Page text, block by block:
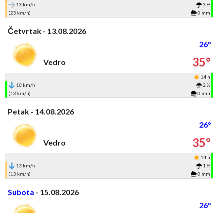
13 km/h
3 %
(23 km/h)
0 mm
Četvrtak - 13.08.2026
26°
Vedro
35°
14 h
10 km/h
2 %
(13 km/h)
0 mm
Petak - 14.08.2026
26°
Vedro
35°
14 h
13 km/h
1 %
(13 km/h)
0 mm
Subota - 15.08.2026
26°